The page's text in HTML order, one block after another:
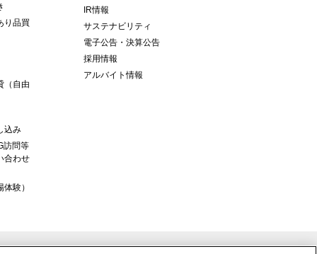
り品買
（自由
込み
訪問等
合わせ
験）
IR情報
サステナビリティ
電子公告・決算公告
採用情報
アルバイト情報